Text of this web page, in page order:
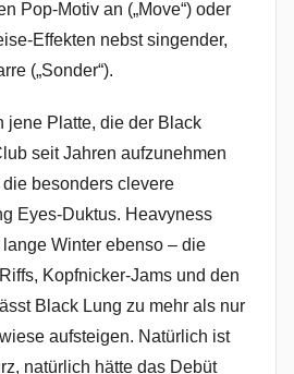
Pop-Motiv an („Move“) oder
Effekten nebst singender,
(„Sonder“).
jene Platte, die der Black
seit Jahren aufzunehmen
besonders clevere
Eyes-Duktus. Heavyness
Winter ebenso – die
Kopfnicker-Jams und den
Black Lung zu mehr als nur
aufsteigen. Natürlich ist
natürlich hätte das Debüt